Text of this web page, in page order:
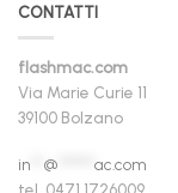
CONTATTI
flashmac.com
Via Marie Curie 11
39100 Bolzano
in @
ac.com